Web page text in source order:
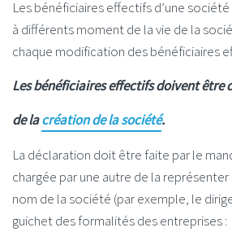
Les bénéficiaires effectifs d’une
à différents moment de la vie de la
chaque modification des bénéficiaires
Les bénéficiaires effectifs doivent être
de lacréation de la société.
La déclaration doit être faite par le
chargée par une autre de la représenter
nom de la société (par exemple, le
guichet des formalités des entreprises :